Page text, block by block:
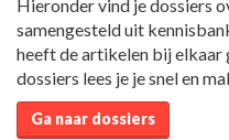
Hieronder vind je dossiers
samengesteld uit
heeft de artikelen bij elkaar
dossiers lees je je snel en
Ga naar dossiers